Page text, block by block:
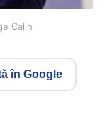
Calin
în Google